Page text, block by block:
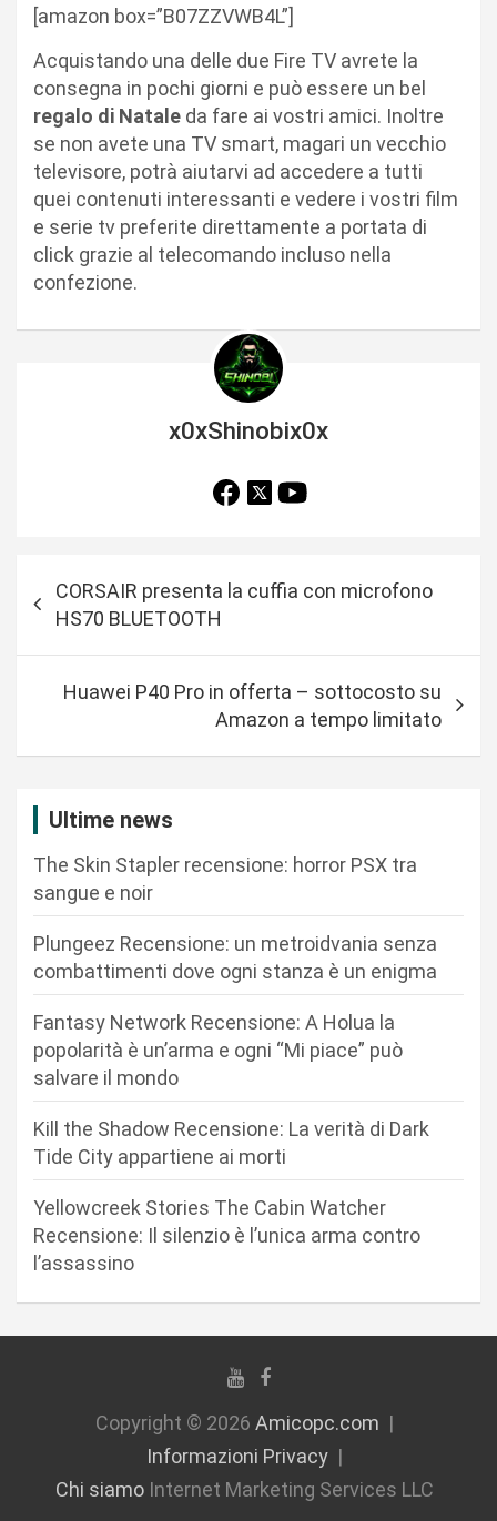
[amazon box=”B07ZZVWB4L”]
Acquistando una delle due Fire TV avrete la
consegna in pochi giorni e può essere un bel
regalo di Natale da fare ai vostri amici. Inoltre
se non avete una TV smart, magari un vecchio
televisore, potrà aiutarvi ad accedere a tutti
quei contenuti interessanti e vedere i vostri film
e serie tv preferite direttamente a portata di
click grazie al telecomando incluso nella
confezione.
x0xShinobix0x
a
CORSAIR presenta la cuffia con microfono
HS70 BLUETOOTH
Huawei P40 Pro in offerta – sottocosto su
Amazon a tempo limitato
Ultime news
The Skin Stapler recensione: horror PSX tra
sangue e noir
Plungeez Recensione: un metroidvania senza
combattimenti dove ogni stanza è un enigma
Fantasy Network Recensione: A Holua la
popolarità è un’arma e ogni “Mi piace” può
salvare il mondo
Kill the Shadow Recensione: La verità di Dark
Tide City appartiene ai morti
Yellowcreek Stories The Cabin Watcher
Recensione: Il silenzio è l’unica arma contro
l’assassino
Copyright © 2026 Amicopc.com
Informazioni Privacy
Chi siamoInternet Marketing Services LLC